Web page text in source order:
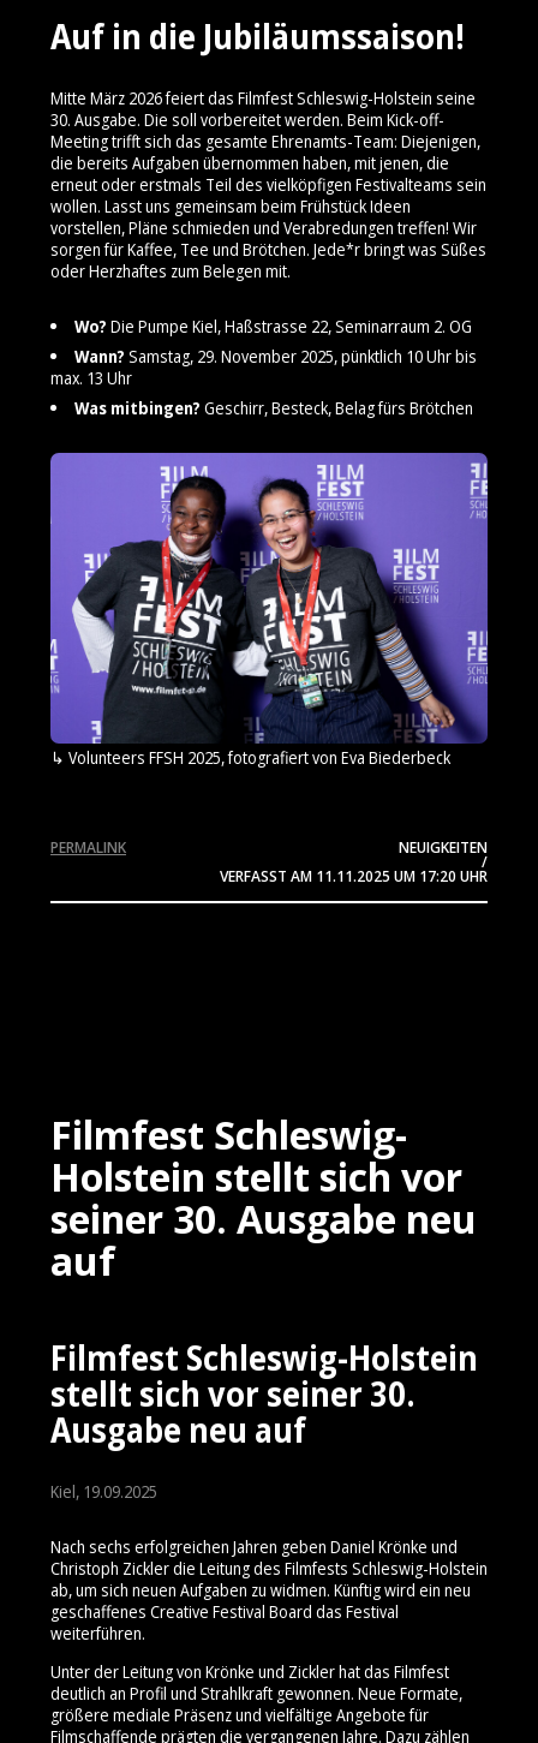
Auf in die Jubiläumssaison!
Mitte März 2026 feiert das Filmfest Schleswig-Holstein seine
30. Ausgabe. Die soll vorbereitet werden. Beim Kick-off-
Meeting trifft sich das gesamte Ehrenamts-Team: Diejenigen,
die bereits Aufgaben übernommen haben, mit jenen, die
erneut oder erstmals Teil des vielköpfigen Festivalteams sein
wollen. Lasst uns gemeinsam beim Frühstück Ideen
vorstellen, Pläne schmieden und Verabredungen treffen! Wir
sorgen für Kaffee, Tee und Brötchen. Jede*r bringt was Süßes
oder Herzhaftes zum Belegen mit.
Wo? Die Pumpe Kiel, Haßstrasse 22, Seminarraum 2. OG
Wann? Samstag, 29. November 2025, pünktlich 10 Uhr bis
max. 13 Uhr
Was mitbingen? Geschirr, Besteck, Belag fürs Brötchen
Volunteers FFSH 2025, fotografiert von Eva Biederbeck
NEUIGKEITEN
/
VERFASST AM 11.11.2025 UM 17:20 UHR
PERMALINK
Filmfest Schleswig-
Holstein stellt sich vor
seiner 30. Ausgabe neu
auf
Filmfest Schleswig-Holstein
stellt sich vor seiner 30.
Ausgabe neu auf
Kiel, 19.09.2025
Nach sechs erfolgreichen Jahren geben Daniel Krönke und
Christoph Zickler die Leitung des Filmfests Schleswig-Holstein
ab, um sich neuen Aufgaben zu widmen. Künftig wird ein neu
geschaffenes Creative Festival Board das Festival
weiterführen.
Unter der Leitung von Krönke und Zickler hat das Filmfest
deutlich an Profil und Strahlkraft gewonnen. Neue Formate,
größere mediale Präsenz und vielfältige Angebote für
Filmschaffende prägten die vergangenen Jahre. Dazu zählen